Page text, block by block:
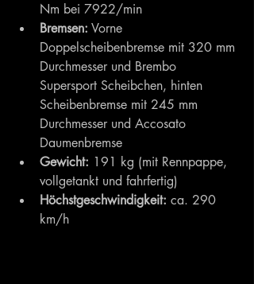
Nm bei 7922/min
Bremsen: Vorne
Doppelscheibenbremse mit 320 mm
Durchmesser und Brembo
Supersport Scheibchen, hinten
Scheibenbremse mit 245 mm
Durchmesser und Accosato
Daumenbremse
Gewicht: 191 kg (mit Rennpappe,
vollgetankt und fahrfertig)
Höchstgeschwindigkeit: ca. 290
km/h